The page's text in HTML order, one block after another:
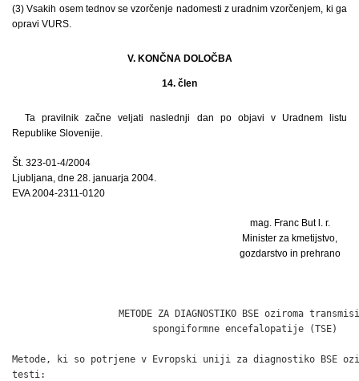
(3) Vsakih osem tednov se vzorčenje nadomesti z uradnim vzorčenjem, ki ga
opravi VURS.
V. KONČNA DOLOČBA
14. člen
Ta pravilnik začne veljati naslednji dan po objavi v Uradnem listu
Republike Slovenije.
Št. 323-01-4/2004
Ljubljana, dne 28. januarja 2004.
EVA 2004-2311-0120
mag. Franc But l. r.
Minister za kmetijstvo,
gozdarstvo in prehrano
METODE ZA DIAGNOSTIKO BSE oziroma
                         spongiformne encefalopatije (TSE)
Metode, ki so potrjene v Evropski uniji za diagnostiko BSE
testi: